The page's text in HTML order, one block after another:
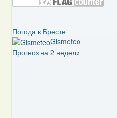
Погода в Бресте
Gismeteo
Прогноз на 2 недели